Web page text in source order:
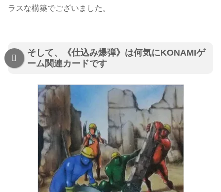
ラスな構築でございました。
そして、《仕込み爆弾》は何気にKONAMIゲ
ーム関連カードです